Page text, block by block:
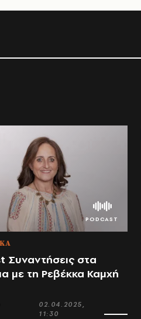
Συναντήσεις στα
με τη Ρεβέκκα Καμχή
02.04.2025,
11:30